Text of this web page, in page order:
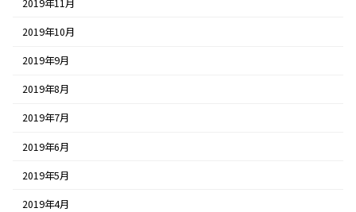
2019年11月
2019年10月
2019年9月
2019年8月
2019年7月
2019年6月
2019年5月
2019年4月